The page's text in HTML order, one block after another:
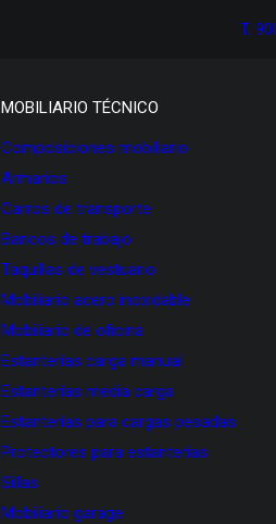
T.
MOBILIARIO TÉCNICO
Composiciones mobiliario
Armarios
Carros de transporte
Bancos de trabajo
Taquillas de vestuario
Mobiliario acero inoxidable
Mobiliario de oficina
Estanterías carga manual
Estanterías media carga
Estanterías para cargas pesadas
Protectores para estanterías
Sillas
Mobiliario garage